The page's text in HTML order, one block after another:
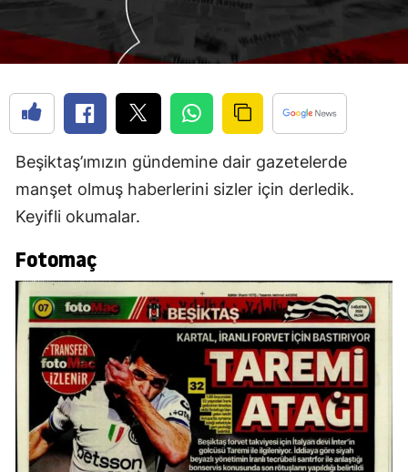
Beşiktaş’ımızın gündemine dair gazetelerde
manşet olmuş haberlerini sizler için derledik.
Keyifli okumalar.
Fotomaç